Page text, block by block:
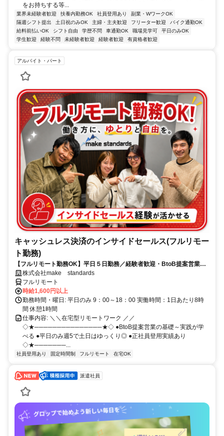
をお持ちする等...
業界未経験者歓迎 扶養内勤務OK 社員登用あり
副業・WワークOK
隔週シフト提出
土日祝のみOK 主婦・主夫歓迎 フリーター歓迎
バイク通勤OK
給料前払いOK
シフト自由 学歴不問 車通勤OK 職場見学可
平日のみOK
学生歓迎
経験不問 未経験者歓迎 経験者歓迎 有資格者歓迎
アルバイト・パート
キャッシュレス決済のインサイドセールス(フルリモー
ト勤務)
【フルリモート勤務OK】平日５日勤務／経験者歓迎・BtoB提案営業で
スキルアップ
株式会社make standards
フルリモート
時給1,600円以上
勤務時間・曜日: 平日のみ 9：00～18：00 実働時間：1日あたり8時
間 休憩1時間
仕事内容: ＼＼在宅型リモートワーク ／／
◇★───────────────★◇ ●BtoB提案営業の基礎～実践が学
べる ●平日のみ週5で土日はゆっくり◎ ●正社員登用実績あり
◇★───────...
社員登用あり 固定時間制 フルリモート 在宅OK
派遣社員